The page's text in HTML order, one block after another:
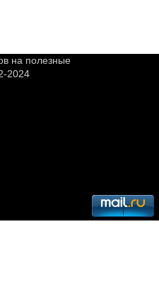
на полезные
2024